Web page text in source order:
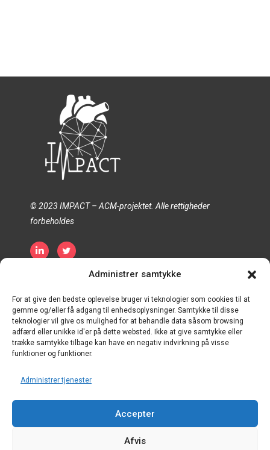
Administrer samtykke
For at give den bedste oplevelse bruger vi teknologier som cookies til at
gemme og/eller få adgang til enhedsoplysninger. Samtykke til disse
teknologier vil give os mulighed for at behandle data såsom browsing
adfærd eller unikke id'er på dette websted. Ikke at give samtykke eller
trække samtykke tilbage kan have en negativ indvirkning på visse
funktioner og funktioner.
Administrer tjenester
Accepter
Afvis
© 2023 IMPACT – ACM-projektet. Alle rettigheder
forbeholdes
Fortrolighedspolitik
Politik om cookies